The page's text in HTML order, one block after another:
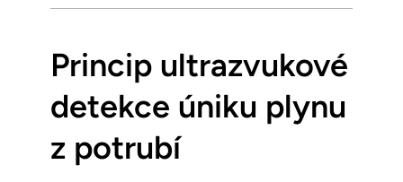
Princip ultrazvukové
detekce úniku plynu
z potrubí